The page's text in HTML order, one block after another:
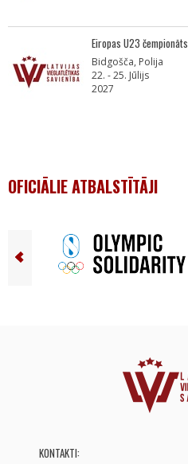
Eiropas U23 čempionāts
Bidgošča, Polija
22. - 25. Jūlijs
2027
OFICIĀLIE ATBALSTĪTĀJI
KONTAKTI: